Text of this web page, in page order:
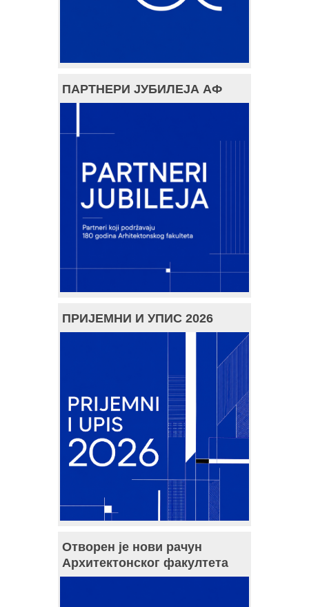
ПАРТНЕРИ ЈУБИЛЕЈА АФ
ПРИЈЕМНИ И УПИС 2026
Отворен је нови рачун
Архитектонског факултета